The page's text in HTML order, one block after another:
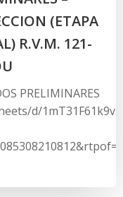
(ETAPA
R.V.M. 121-
PRELIMINARES
d/